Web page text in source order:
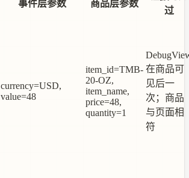
事件层参数 商品层参数
过
currency=USD,
value=48
item_id=TMB-
20-OZ,
item_name,
price=48,
quantity=1
在商品可
见后一
次；商品
与页面相
符